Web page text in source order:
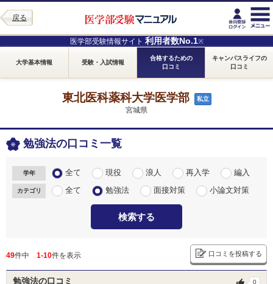
戻る
医学部受験情報サイト 利用者数No.1※
大学基本情報 受験・入試情報
合格するための
口コミ
キャンパスライフの
口コミ
東北医科薬科大学医学部 私立
宮城県
勉強法の口コミ一覧
学年 全て 現役 浪人 再入学 編入
カテゴリ 全て 勉強法 面接対策 小論文対策
検索する
49件中 1-10件を表示 口コミを投稿する
勉強法の口コミ 0